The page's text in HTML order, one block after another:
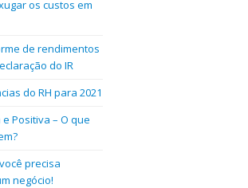
os custos em
de rendimentos
do IR
do RH para 2021
Positiva – O que
precisa
negócio!